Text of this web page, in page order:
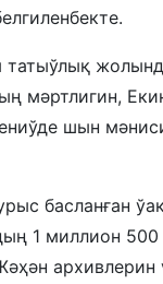
мәртлигин,
шын
басланған
1 миллион